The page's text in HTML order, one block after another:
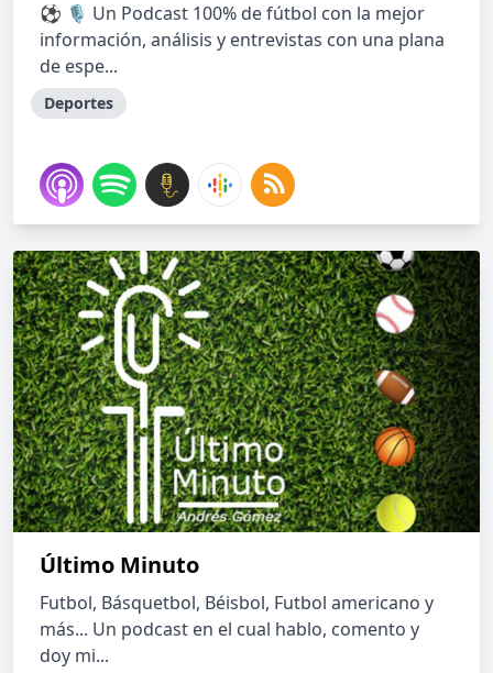
⚽ 🎙 Un Podcast 100% de fútbol con la mejor
información, análisis y entrevistas con una plana
de espe...
Deportes
Último Minuto
Futbol, Básquetbol, Béisbol, Futbol americano y
más... Un podcast en el cual hablo, comento y
doy mi...